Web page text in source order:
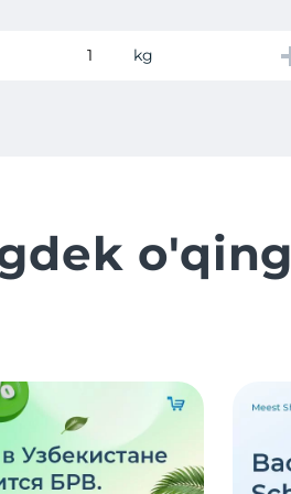
kg
o'qing